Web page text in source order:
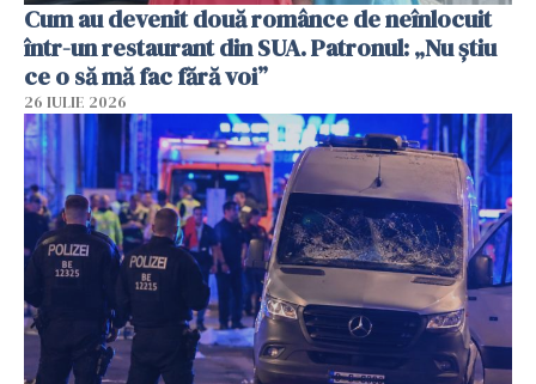
Cum au devenit două românce de neînlocuit
într-un restaurant din SUA. Patronul: „Nu știu
ce o să mă fac fără voi”
26 IULIE 2026